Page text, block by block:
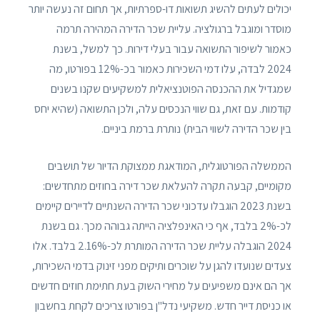
יכולים לעתים להשיג תשואות דו-ספרתיות, אך תחום זה נעשה יותר
מוסדר ומוגבל ברגולציה. עליית שכר הדירה המהירה תרמה
כאמור לשיפור התשואה עבור בעלי דירות. כך למשל, בשנת
2024 לבדה, עלו דמי השכירות כאמור בכ-12% בפורטו, מה
שמגדיל את ההכנסה הפוטנציאלית למשקיעים שקנו בשנים
קודמות. עם זאת, גם שווי הנכסים עלה, ולכן התשואה (שהיא יחס
בין שכר הדירה לשווי הבית) נותרת ברמת ביניים.
הממשלה הפורטוגלית, המודאגת ממצוקת הדיור של תושבים
מקומיים, קבעה תקרה להעלאת שכר דירה בחוזים מתחדשים:
בשנת 2023 הוגבלו עדכוני שכר הדירה השנתיים לדיירים קיימים
לכ-2% בלבד, אף כי האינפלציה הייתה גבוהה מכך. גם בשנת
2024 הוגבלה עליית שכר הדירה המותרת לכ-2.16% בלבד. אלו
צעדים שנועדו להגן על שוכרים ותיקים מפני זינוק בדמי השכירות,
אך הם אינם משפיעים על מחירי השוק בעת חתימת חוזים חדשים
או כניסת דייר חדש. משקיעי נדל"ן בפורטו צריכים לקחת בחשבון